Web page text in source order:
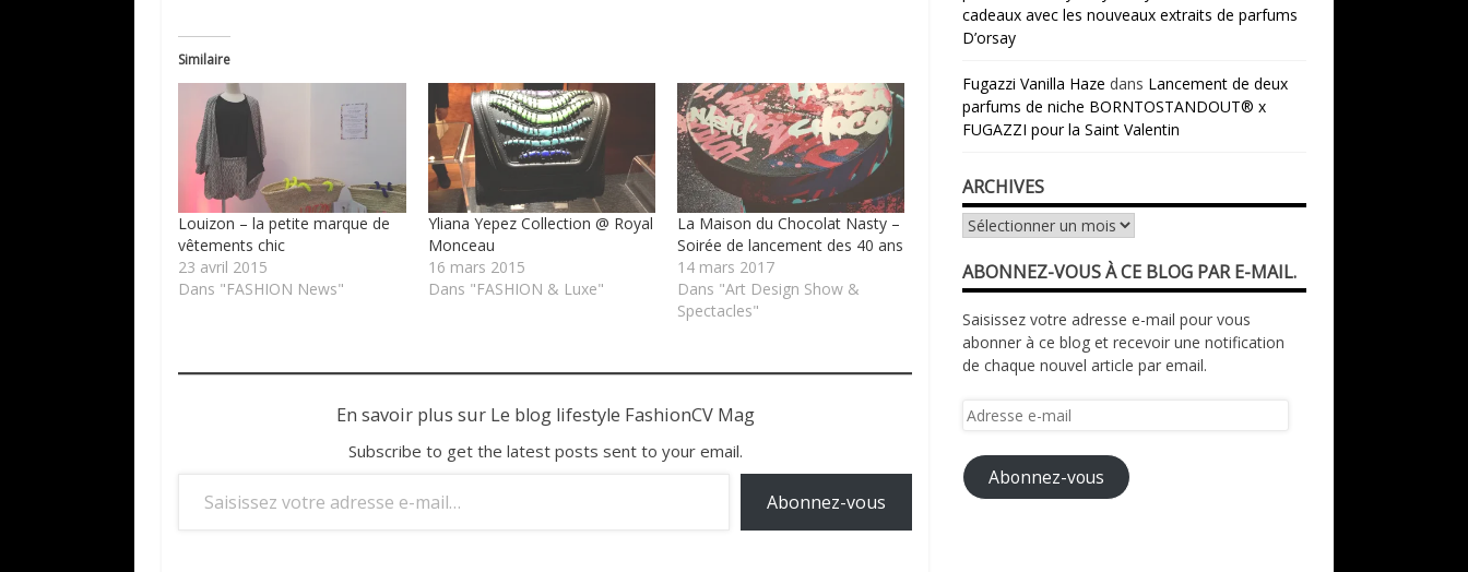
Similaire
Louizon – la petite marque de
vêtements chic
23 avril 2015
Dans "FASHION News"
Yliana Yepez Collection @ Royal
Monceau
16 mars 2015
Dans "FASHION & Luxe"
La Maison du Chocolat Nasty –
Soirée de lancement des 40 ans
14 mars 2017
Dans "Art Design Show &
Spectacles"
En savoir plus sur Le blog lifestyle FashionCV Mag
Subscribe to get the latest posts sent to your email.
Abonnez-vous
cadeaux avec les nouveaux extraits de parfums
D’orsay
Fugazzi Vanilla Haze dans Lancement de deux
parfums de niche BORNTOSTANDOUT® x
FUGAZZI pour la Saint Valentin
ARCHIVES
Archives
ABONNEZ-VOUS À CE BLOG PAR E-MAIL.
Saisissez votre adresse e-mail pour vous
abonner à ce blog et recevoir une notification
de chaque nouvel article par email.
Adresse
mail
Abonnez-vous